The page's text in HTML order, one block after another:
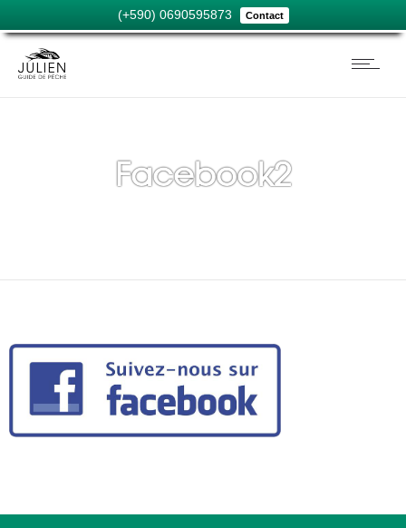
(+590) 0690595873 Contact
Facebook2